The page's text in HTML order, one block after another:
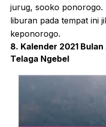
jurug, sooko ponorogo.
liburan pada tempat ini
keponorogo.
8. Kalender 2021
Telaga Ngebel